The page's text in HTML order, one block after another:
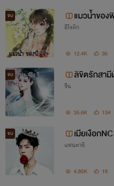
จบ แมวน้ำของ
อีโรติก
12.4K 36
จบ ลิขิตรักสามี
จีน
35.6K 134
จบ
แฟนตาซี
4.85K 18